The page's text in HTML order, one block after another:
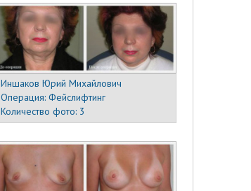
Иншаков Юрий Михайлович
Операция: Фейслифтинг
Количество фото: 3